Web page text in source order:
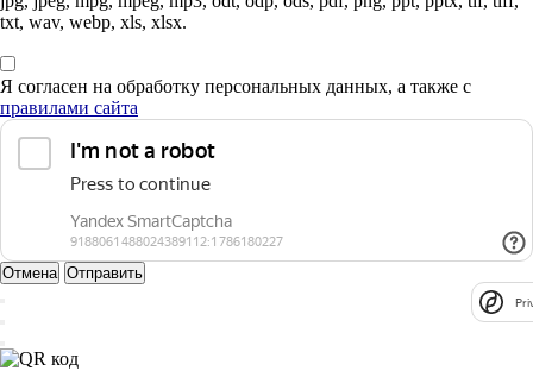
txt, wav, webp, xls, xlsx.
Я согласен на обработку персональных данных, а также с
правилами сайта
Отмена Отправить